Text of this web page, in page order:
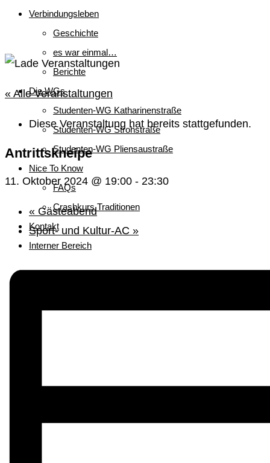
Verbindungsleben
Geschichte
es war einmal…
Berichte
Die WGs
Studenten-WG Katharinenstraße
Studenten-WG Strohstraße
Studenten-WG Pliensaustraße
Nice To Know
FAQs
Crashkurs Traditionen
Kontakt
Interner Bereich
« Alle Veranstaltungen
Diese Veranstaltung hat bereits stattgefunden.
Antrittskneipe
11. Oktober 2024 @ 19:00 - 23:30
« Gästeabend
Sport- und Kultur-AC »